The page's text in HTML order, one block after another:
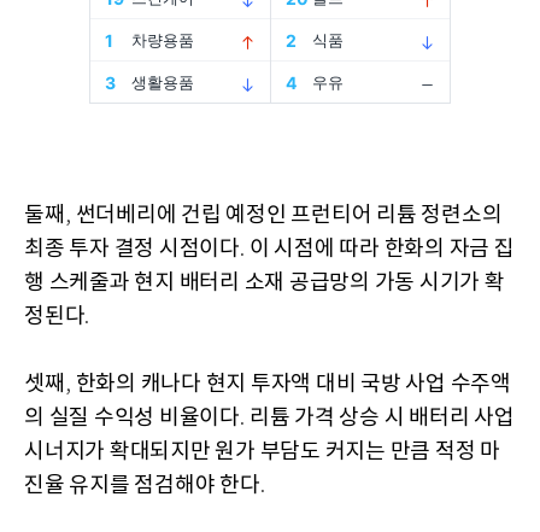
둘째 , 썬더베리에 건립 예정인 프런티어 리튬 정련소의
최종 투자 결정 시점이다. 이 시점에 따라 한화의 자금 집
행 스케줄과 현지 배터리 소재 공급망의 가동 시기가 확
정된다.
셋째 , 한화의 캐나다 현지 투자액 대비 국방 사업 수주액
의 실질 수익성 비율이다. 리튬 가격 상승 시 배터리 사업
시너지가 확대되지만 원가 부담도 커지는 만큼 적정 마
진율 유지를 점검해야 한다.